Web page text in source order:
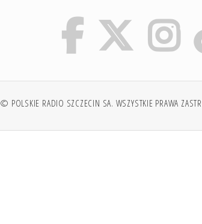
© POLSKIE RADIO SZCZECIN SA. WSZYSTKIE PRAWA